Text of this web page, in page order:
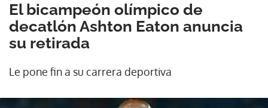
El bicampeón olímpico de
decatlón Ashton Eaton anuncia
su retirada
Le pone fin a su carrera deportiva